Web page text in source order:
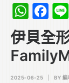
伊貝全
2025-06-25 BY 編